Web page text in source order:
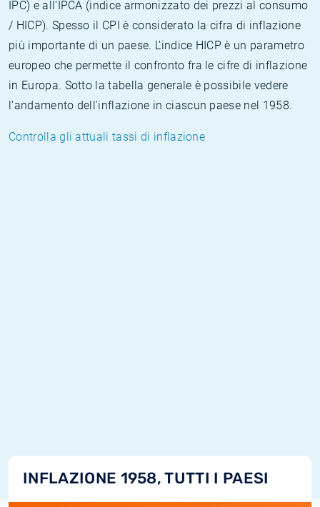
IPC) e all'IPCA (indice armonizzato dei prezzi al consumo
/ HICP). Spesso il CPI è considerato la cifra di inflazione
più importante di un paese. L'indice HICP è un parametro
europeo che permette il confronto fra le cifre di inflazione
in Europa. Sotto la tabella generale è possibile vedere
l'andamento dell'inflazione in ciascun paese nel 1958.
Controlla gli attuali tassi di inflazione
INFLAZIONE 1958, TUTTI I PAESI